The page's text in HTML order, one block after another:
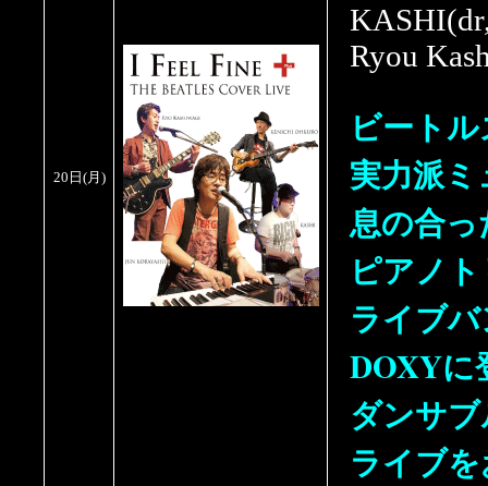
20日 (月 )
Ryou
ビート
実力派
息の合
ピアノ
ライブ
DOXYに
ダンサ
ライブ